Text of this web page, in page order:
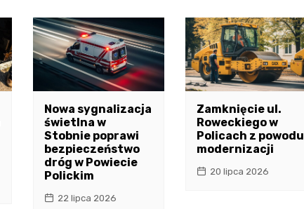
Nowa sygnalizacja
świetlna w
Stobnie poprawi
bezpieczeństwo
dróg w Powiecie
Polickim
22 lipca 2026
Zamknięcie ul.
Roweckiego w
Policach z powodu
modernizacji
20 lipca 2026